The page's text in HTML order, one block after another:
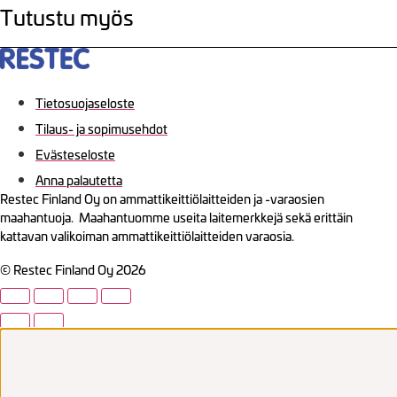
Tutustu myös
Tietosuojaseloste
Tilaus- ja sopimusehdot
Evästeseloste
Anna palautetta
Restec Finland Oy on ammattikeittiölaitteiden ja -varaosien
maahantuoja. Maahantuomme useita laitemerkkejä sekä erittäin
kattavan valikoiman ammattikeittiölaitteiden varaosia.
© Restec Finland Oy 2026